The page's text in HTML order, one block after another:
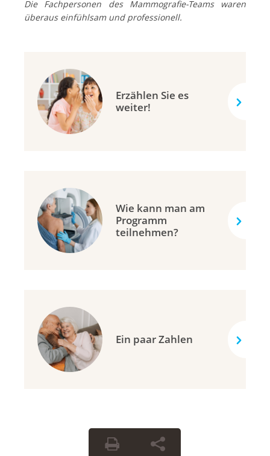
Die Fachpersonen des Mammografie-Teams waren
überaus einfühlsam und professionell.
Erzählen Sie es
weiter!
Wie kann man am
Programm
teilnehmen?
Ein paar Zahlen